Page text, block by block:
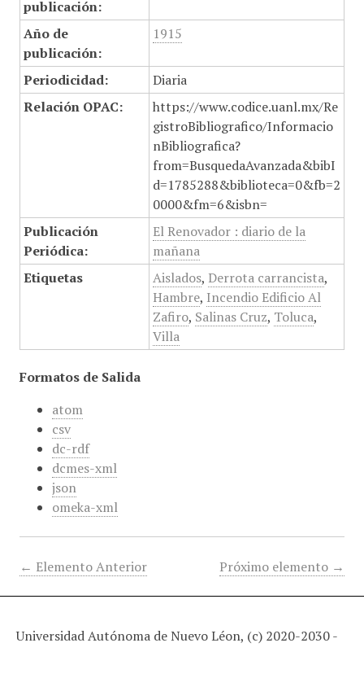
publicación:
Año de
publicación:
1915
Periodicidad:
Diaria
Relación OPAC:
https://www.codice.uanl.mx/Re
gistroBibliografico/Informacio
nBibliografica?
from=BusquedaAvanzada&bibI
d=1785288&biblioteca=0&fb=2
0000&fm=6&isbn=
Publicación
Periódica:
El Renovador : diario de la
mañana
Etiquetas
Aislados, Derrota carrancista,
Hambre, Incendio Edificio Al
Zafiro, Salinas Cruz, Toluca,
Villa
Formatos de Salida
atom
csv
dc-rdf
dcmes-xml
json
omeka-xml
← Elemento Anterior Próximo elemento →
Universidad Autónoma de Nuevo Léon, (c) 2020-2030 -